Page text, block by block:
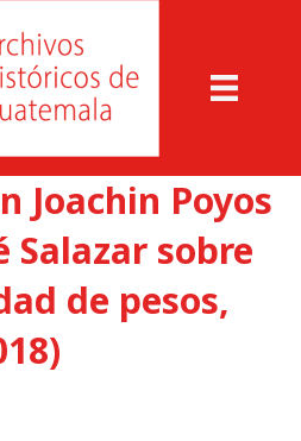
Joachin Poyos
Salazar sobre
de pesos,